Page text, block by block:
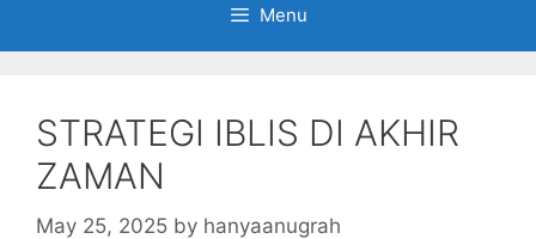
Menu
STRATEGI IBLIS DI AKHIR
ZAMAN
May 25, 2025 by hanyaanugrah